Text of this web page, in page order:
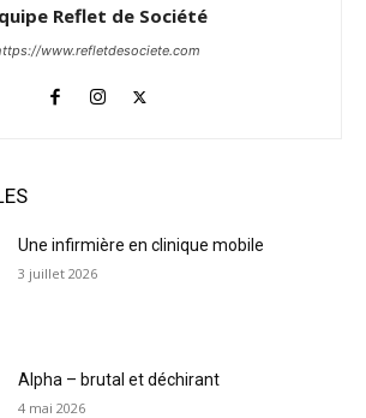
Reflet de Société
www.refletdesociete.com
Une infirmière en clinique mobile
3 juillet 2026
Alpha – brutal et déchirant
4 mai 2026